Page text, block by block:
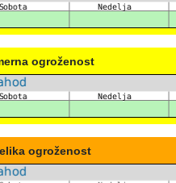
ogroženost
ogroženost